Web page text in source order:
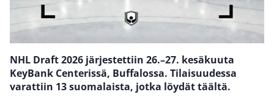
NHL Draft 2026 järjestettiin 26.–27. kesäkuuta
KeyBank Centerissä, Buffalossa. Tilaisuudessa
varattiin 13 suomalaista, jotka löydät täältä.